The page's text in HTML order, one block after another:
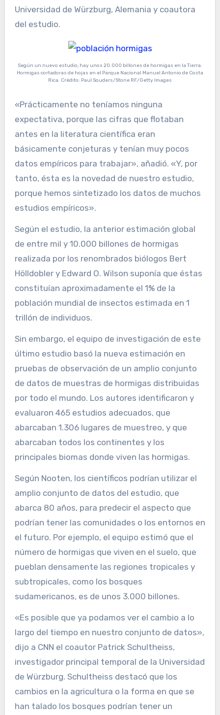
Universidad de Würzburg, Alemania y coautora
del estudio.
Según un nuevo estudio, hay unos 20.000 billones de hormigas en la Tierra.
Hormigas cortadoras de hojas en el Parque Nacional Manuel Antonio de Costa
Rica. Crédito: Paul Souders/Stone RF/Getty Images
«Prácticamente no teníamos ninguna
expectativa, porque las cifras que flotaban
antes en la literatura científica eran
básicamente conjeturas y tenían muy pocos
datos empíricos para trabajar», añadió. «Y, por
tanto, ésta es la novedad de nuestro estudio,
porque hemos sintetizado los datos de muchos
estudios empíricos».
Según el estudio, la anterior estimación global
de entre mil y 10.000 billones de hormigas
realizada por los renombrados biólogos Bert
Hölldobler y Edward O. Wilson suponía que éstas
constituían aproximadamente el 1% de la
población mundial de insectos estimada en 1
trillón de individuos.
Sin embargo, el equipo de investigación de este
último estudio basó la nueva estimación en
pruebas de observación de un amplio conjunto
de datos de muestras de hormigas distribuidas
por todo el mundo. Los autores identificaron y
evaluaron 465 estudios adecuados, que
abarcaban 1.306 lugares de muestreo, y que
abarcaban todos los continentes y los
principales biomas donde viven las hormigas.
Según Nooten, los científicos podrían utilizar el
amplio conjunto de datos del estudio, que
abarca 80 años, para predecir el aspecto que
podrían tener las comunidades o los entornos en
el futuro. Por ejemplo, el equipo estimó que el
número de hormigas que viven en el suelo, que
pueblan densamente las regiones tropicales y
subtropicales, como los bosques
sudamericanos, es de unos 3.000 billones.
«Es posible que ya podamos ver el cambio a lo
largo del tiempo en nuestro conjunto de datos»,
dijo a CNN el coautor Patrick Schultheiss,
investigador principal temporal de la Universidad
de Würzburg. Schultheiss destacó que los
cambios en la agricultura o la forma en que se
han talado los bosques podrían tener un